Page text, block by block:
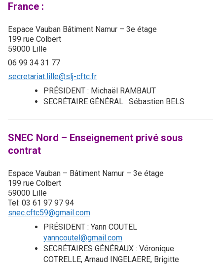
France :
Espace Vauban Bâtiment Namur – 3e étage
199 rue Colbert
59000 Lille
06 99 34 31 77
secretariat.lille@slj-cftc.fr
PRÉSIDENT : Michaël RAMBAUT
SECRÉTAIRE GÉNÉRAL : Sébastien BELS
SNEC Nord – Enseignement privé sous
contrat
Espace Vauban – Bâtiment Namur – 3e étage
199 rue Colbert
59000 Lille
Tel: 03 61 97 97 94
snec.cftc59@gmail.com
PRÉSIDENT : Yann COUTEL
yanncoutel@gmail.com
SECRÉTAIRES GÉNÉRAUX : Véronique
COTRELLE, Arnaud INGELAERE, Brigitte